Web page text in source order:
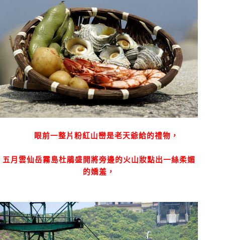
眼前一整片粉紅山巒是老天爺給的禮物，
五月雲仙岳霧島杜鵑盛開將旁邊的火山妝點出一絲柔媚
的嬌羞，